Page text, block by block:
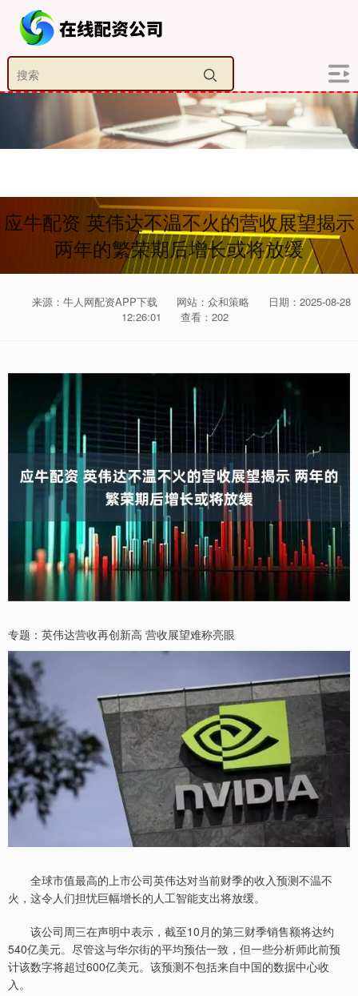
应牛配资 英伟达不温不火的营收展望揭示
两年的繁荣期后增长或将放缓
来源：牛人网配资APP下载 网站：众和策略
日期：2025-08-28
12:26:01
查看：202
专题：英伟达营收再创新高 营收展望难称亮眼
全球市值最高的上市公司英伟达对当前财季的收入预测不温不
火，这令人们担忧巨幅增长的人工智能支出将放缓。
该公司周三在声明中表示，截至10月的第三财季销售额将达约
540亿美元。尽管这与华尔街的平均预估一致，但一些分析师此前预
计该数字将超过600亿美元。该预测不包括来自中国的数据中心收
入。